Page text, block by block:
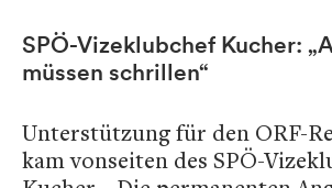
SPÖ-Vizeklubchef Kucher:
müssen schrillen“
Unterstützung für den ORF-
kam vonseiten des SPÖ-